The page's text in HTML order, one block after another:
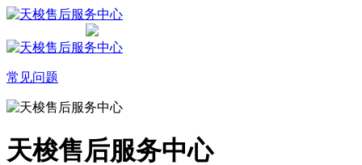
常见问题
天梭售后服务中心